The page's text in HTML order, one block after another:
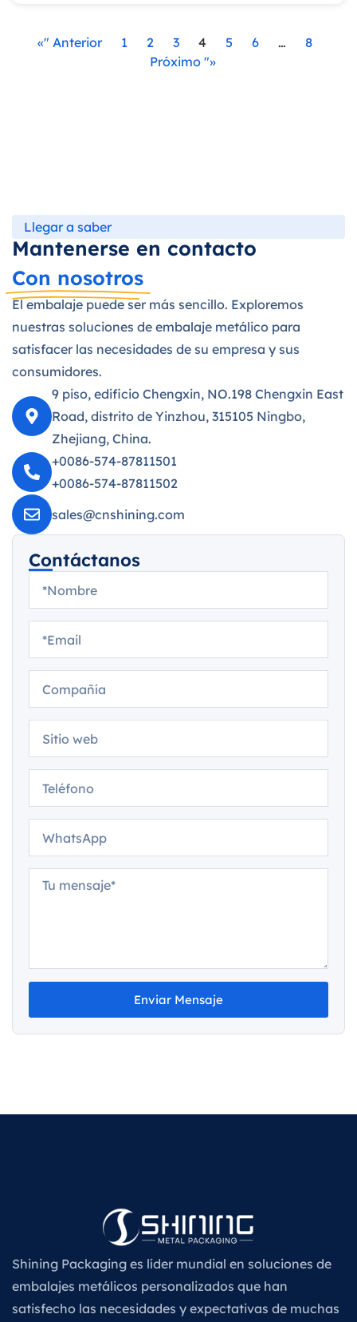
«" Anterior 1 2 3 4 5 6 …
8
Próximo "»
Llegar a saber
Mantenerse en contacto
Con nosotros
El embalaje puede ser más sencillo. Exploremos
nuestras soluciones de embalaje metálico para
satisfacer las necesidades de su empresa y sus
consumidores.
9 piso, edificio Chengxin, NO.198 Chengxin East
Road, distrito de Yinzhou, 315105 Ningbo,
Zhejiang, China.
+0086-574-87811501
+0086-574-87811502
sales@cnshining.com
Contáctanos
Enviar Mensaje
Shining Packaging es líder mundial en soluciones de
embalajes metálicos personalizados que han
satisfecho las necesidades y expectativas de muchas